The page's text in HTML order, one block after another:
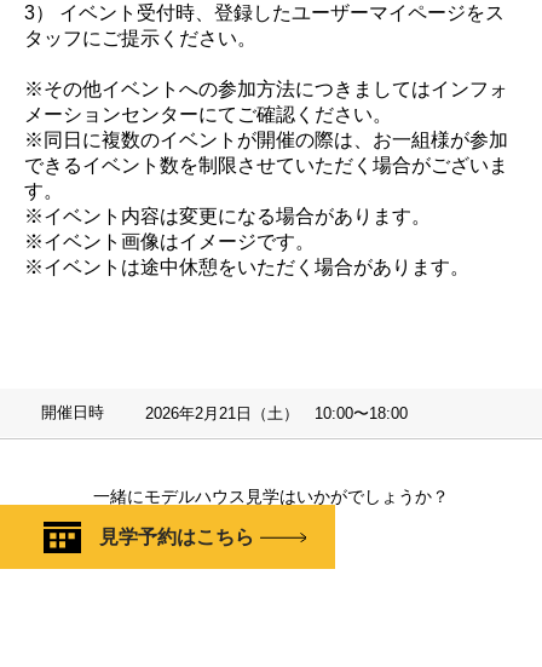
3） イベント受付時、登録したユーザーマイページをス
タッフにご提示ください。
※その他イベントへの参加方法につきましてはインフォ
メーションセンターにてご確認ください。
※同日に複数のイベントが開催の際は、お一組様が参加
できるイベント数を制限させていただく場合がございま
す。
※イベント内容は変更になる場合があります。
※イベント画像はイメージです。
※イベントは途中休憩をいただく場合があります。
開催日時 2026年2月21日（土） 10:00〜18:00
一緒にモデルハウス見学はいかがでしょうか？
見学予約はこちら